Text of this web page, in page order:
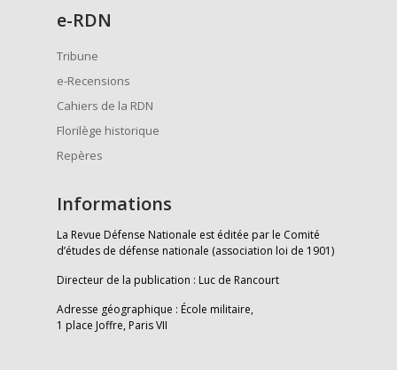
e-RDN
Tribune
e-Recensions
Cahiers de la RDN
Florilège historique
Repères
Informations
La Revue Défense Nationale est éditée par le Comité
d’études de défense nationale (association loi de 1901)
Directeur de la publication : Luc de Rancourt
Adresse géographique : École militaire,
1 place Joffre, Paris VII